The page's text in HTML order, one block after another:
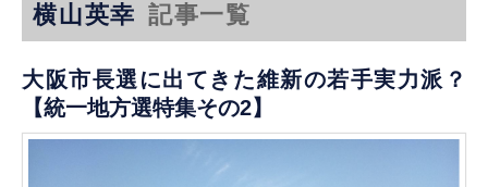
横山英幸 記事一覧
大阪市長選に出てきた維新の若手実力派？
【統一地方選特集その2】